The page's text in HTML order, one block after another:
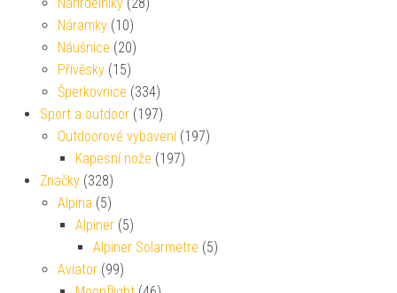
Náramky (10)
Náušnice (20)
Přívěsky (15)
Šperkovnice (334)
Sport a outdoor (197)
Outdoorové vybavení (197)
Kapesní nože (197)
Značky (328)
Alpina (5)
Alpiner (5)
Alpiner Solarmetre (5)
Aviator (99)